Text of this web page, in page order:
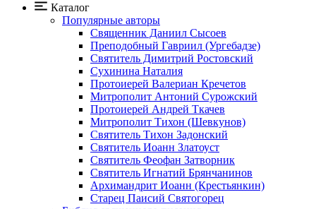
Каталог
Популярные авторы
Священник Даниил Сысоев
Преподобный Гавриил (Ургебадзе)
Святитель Димитрий Ростовский
Сухинина Наталия
Протоиерей Валериан Кречетов
Митрополит Антоний Сурожский
Протоиерей Андрей Ткачев
Митрополит Тихон (Шевкунов)
Святитель Тихон Задонский
Святитель Иоанн Златоуст
Cвятитель Феофан Затворник
Святитель Игнатий Брянчанинов
Архимандрит Иоанн (Крестьянкин)
Старец Паисий Святогорец